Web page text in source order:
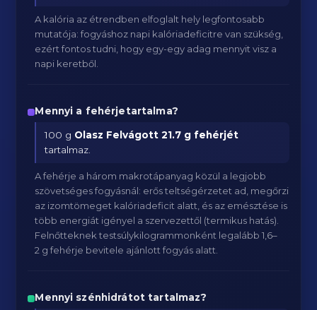
A kalória az étrendben elfoglalt hely legfontosabb
mutatója: fogyáshoz napi kalóriadeficitre van szükség,
ezért fontos tudni, hogy egy-egy adag mennyit visz a
napi keretből.
Mennyi a fehérjetartalma?
100 g Olasz Felvágott 21.7 g fehérjét
tartalmaz.
A fehérje a három makrotápanyag közül a legjobb
szövetséges fogyásnál: erős teltségérzetet ad, megőrzi
az izomtömeget kalóriadeficit alatt, és az emésztése is
több energiát igényel a szervezettől (termikus hatás).
Felnőtteknek testsúlykilogrammonként legalább 1,6–
2 g fehérje bevitele ajánlott fogyás alatt.
Mennyi szénhidrátot tartalmaz?